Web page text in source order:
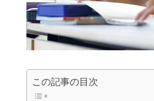
この記事の目次